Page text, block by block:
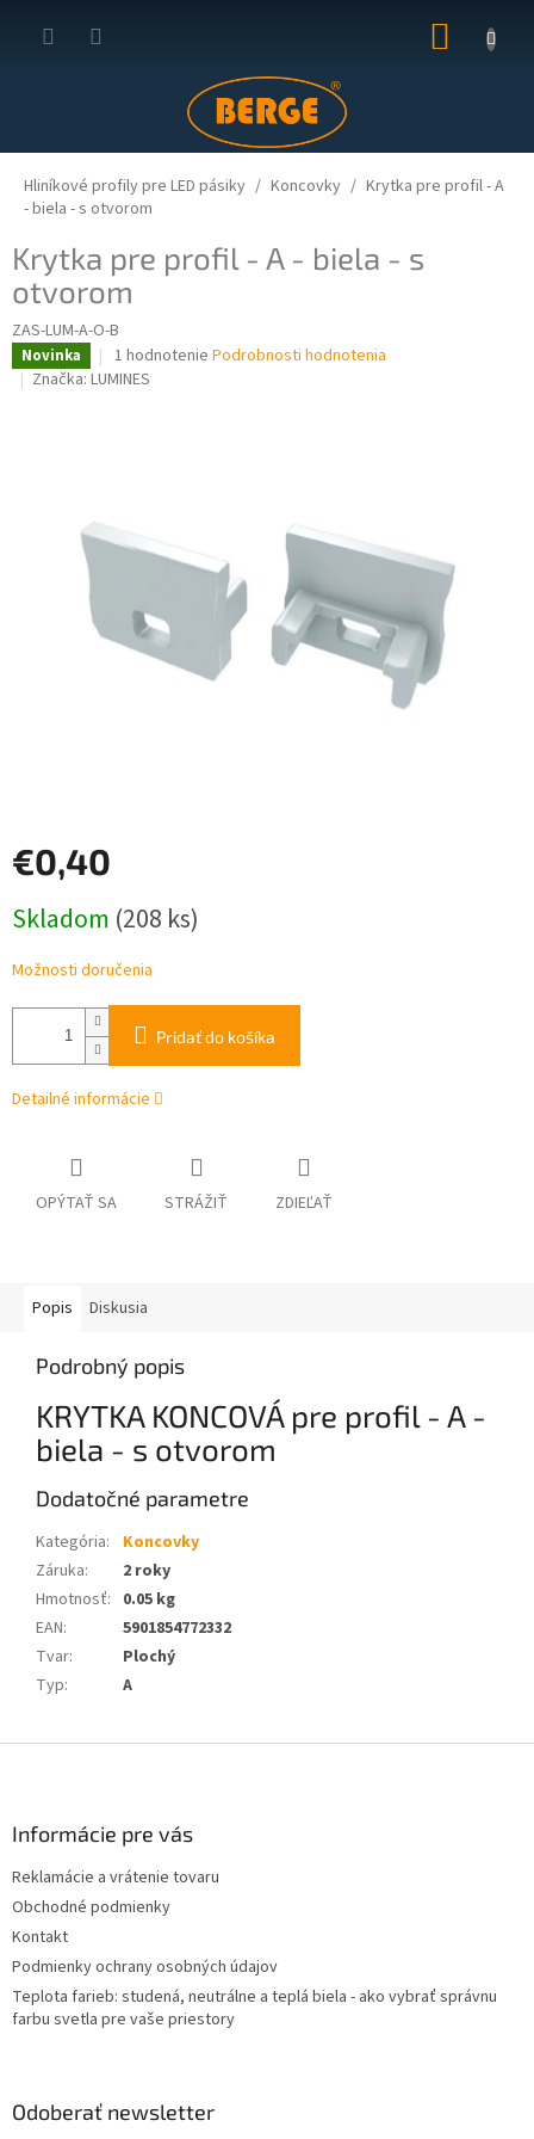
KOŠÍK
Hliníkové profily pre LED pásiky Koncovky
Krytka pre profil - A
- biela - s otvorom
Krytka pre profil - A - biela - s
otvorom
ZAS-LUM-A-O-B
Novinka
Priemerné
hodnotenie
1 hodnotenie Podrobnosti hodnotenia
Značka: LUMINES
€0,40
cena:
Skladom (208 ks)
Možnosti doručenia
Pridať do košíka
Detailné informácie
OPÝTAŤ SA STRÁŽIŤ ZDIEĽAŤ
Popis Diskusia
Podrobný popis
KRYTKA KONCOVÁ pre profil - A -
biela - s otvorom
Dodatočné parametre
Kategória:
Koncovky
Záruka:
2 roky
Hmotnosť: 0.05 kg
EAN:
5901854772332
Tvar:
Plochý
Typ: A
Informácie pre vás
Reklamácie a vrátenie tovaru
Obchodné podmienky
Kontakt
Podmienky ochrany osobných údajov
Teplota farieb: studená, neutrálne a teplá biela - ako vybrať správnu
farbu svetla pre vaše priestory
Odoberať newsletter